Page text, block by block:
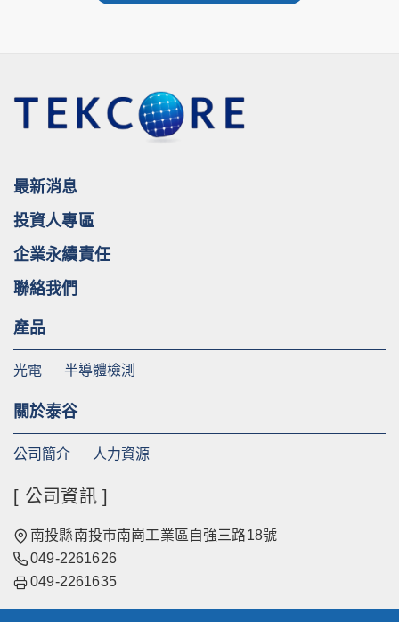
最新消息
投資人專區
企業永續責任
聯絡我們
產品
光電 半導體檢測
關於泰谷
公司簡介 人力資源
[ 公司資訊 ]
南投縣南投市南崗工業區自強三路18號
049-2261626
049-2261635